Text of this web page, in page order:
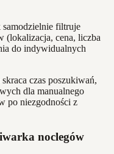
filtruje
(lokalizacja, cena, liczba
do indywidualnych
czas poszukiwań,
dla manualnego
po niezgodności z
noclegów